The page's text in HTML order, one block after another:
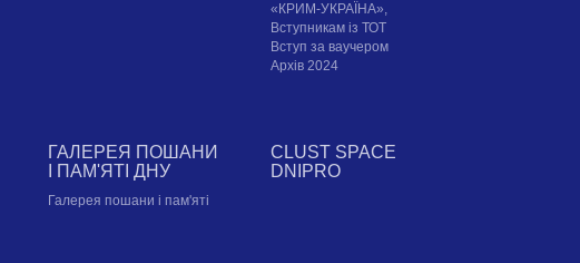
«КРИМ-УКРАЇНА»,
Вступникам із ТОТ
Вступ за ваучером
Архів 2024
ГАЛЕРЕЯ ПОШАНИ
І ПАМ'ЯТІ ДНУ
Галерея пошани і пам'яті
CLUST SPACE
DNIPRO